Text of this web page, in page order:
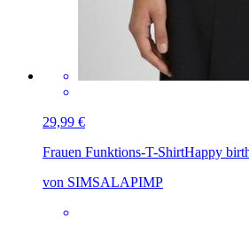
29,99 €
Frauen Funktions-T-ShirtHappy
von SIMSALAPIMP